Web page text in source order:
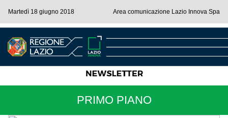
Martedì 18 giugno 2018 Area comunicazione Lazio Innova Spa
PRIMO PIANO